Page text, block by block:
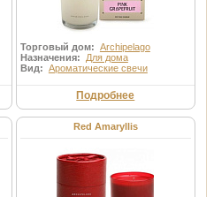
Торговый дом: Archipelago
Назначения: Для дома
Вид: Ароматические свечи
Подробнее
Red Amaryllis